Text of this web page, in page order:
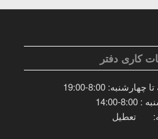
کاری دفتر
چهارشنبه: 8:00-19:00
14:00
تعطیل